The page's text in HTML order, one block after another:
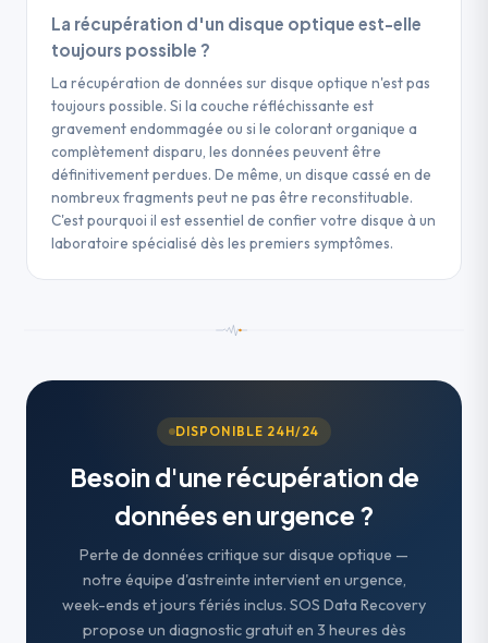
La récupération d'un disque optique est-elle
toujours possible ?
La récupération de données sur disque optique n'est pas
toujours possible. Si la couche réfléchissante est
gravement endommagée ou si le colorant organique a
complètement disparu, les données peuvent être
définitivement perdues. De même, un disque cassé en de
nombreux fragments peut ne pas être reconstituable.
C'est pourquoi il est essentiel de confier votre disque à un
laboratoire spécialisé dès les premiers symptômes.
DISPONIBLE 24H/24
Besoin d'une récupération de
données en urgence ?
Perte de données critique sur disque optique —
notre équipe d'astreinte intervient en urgence,
week-ends et jours fériés inclus. SOS Data Recovery
propose un diagnostic gratuit en 3 heures dès